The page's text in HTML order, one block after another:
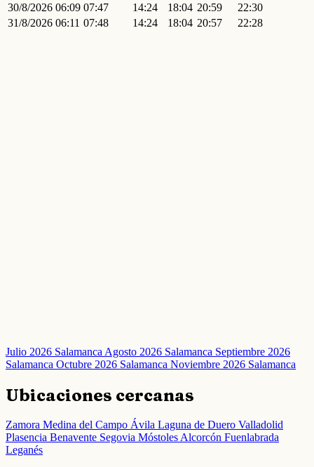
30/8/2026 06:09 07:47 14:24 18:04 20:59
22:30
31/8/2026 06:11 07:48 14:24 18:04 20:57 22:28
Julio 2026 Salamanca Agosto 2026 Salamanca Septiembre 2026
Salamanca Octubre 2026 Salamanca Noviembre 2026 Salamanca
Ubicaciones cercanas
Zamora Medina del Campo Ávila Laguna de Duero Valladolid
Plasencia Benavente Segovia MóstolesAlcorcón Fuenlabrada
Leganés